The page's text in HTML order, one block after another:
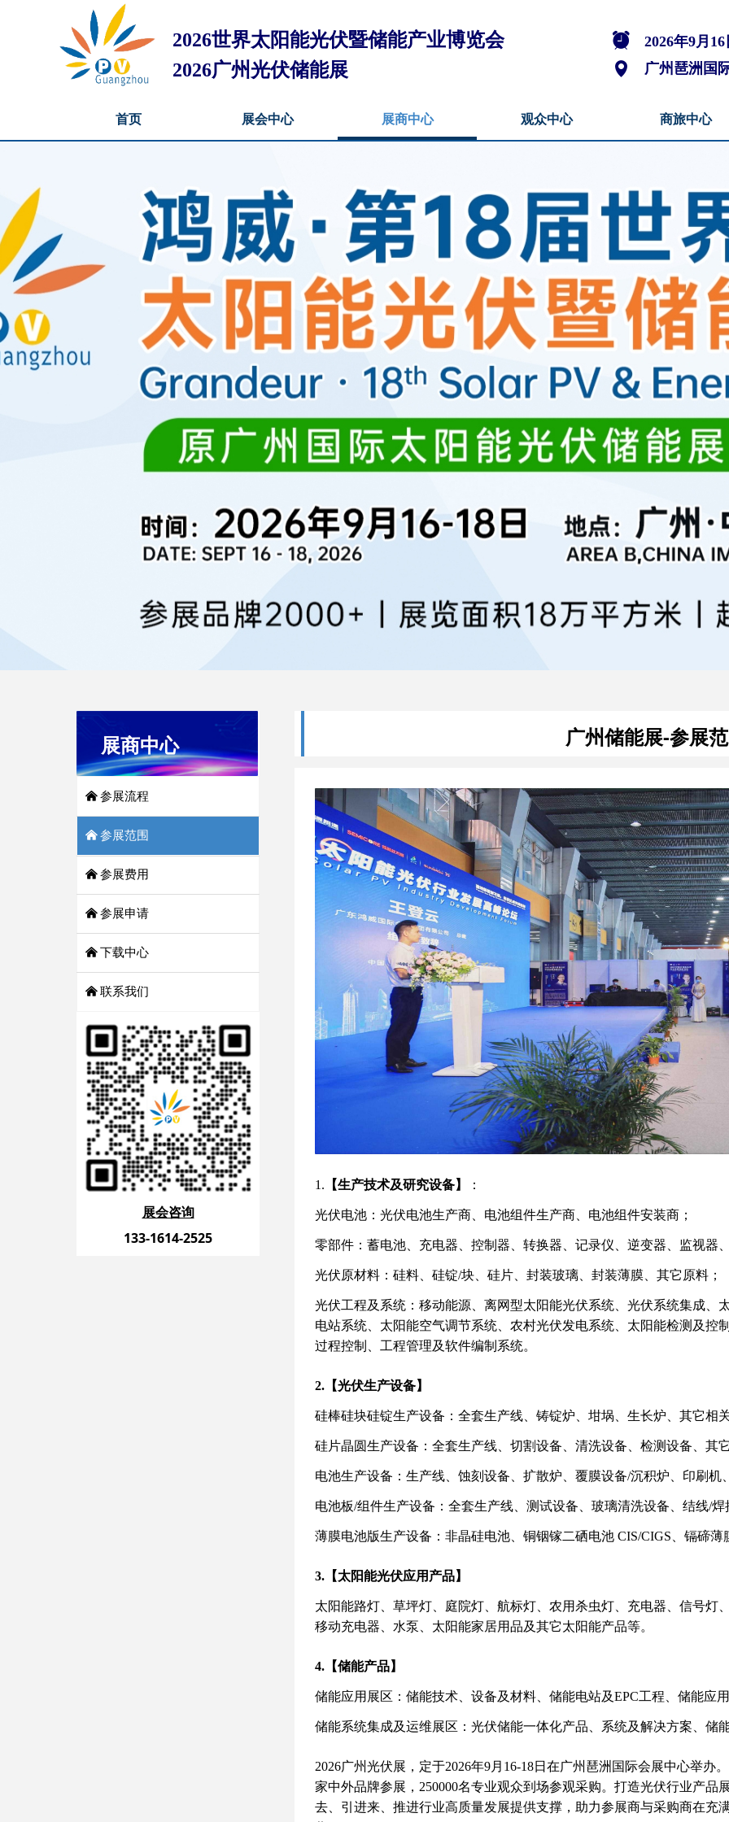
2026世界太阳能光伏暨储能产业博览会
2026广州光伏储能展
뀥 2026年9月
넹 广州琶洲国
首页 展会中心 展商中心 观众中心 商旅中心
1. 【生产技术及研究设备】 ：
光伏电池：光伏电池生产商、电池组件生产商、电池组件安装商；
零部件：蓄电池、充电器、控制器、转换器、记录仪、逆变器、监视器
光伏原材料：硅料、硅锭/块、硅片、封装玻璃、封装薄膜、其它原料；
光伏工程及系统：移动能源、离网型太阳能光伏系统、光伏系统集成、
电站系统、太阳能空气调节系统、农村光伏发电系统、太阳能检测及控
过程控制、工程管理及软件编制系统。
2.【光伏生产设备】
硅棒硅块硅锭生产设备：全套生产线、铸锭炉、坩埚、生长炉、其它相
硅片晶圆生产设备：全套生产线、切割设备、清洗设备、检测设备、其
电池生产设备：生产线、蚀刻设备、扩散炉、覆膜设备/沉积炉、印刷机
电池板/组件生产设备：全套生产线、测试设备、玻璃清洗设备、结线/
薄膜电池版生产设备：非晶硅电池、铜铟镓二硒电池 CIS/CIGS、镉碲薄
3.【太阳能光伏应用产品】
太阳能路灯、草坪灯、庭院灯、航标灯、农用杀虫灯、充电器、信号灯
移动充电器、水泵、太阳能家居用品及其它太阳能产品等。
4.【储能产品】
储能应用展区：储能技术、设备及材料、储能电站及EPC工程、储能应
储能系统集成及运维展区：光伏储能一体化产品、系统及解决方案、储
2026广州光伏展，定于2026年9月16-18日在广州琶洲国际会展中心举办
家中外品牌参展，250000名专业观众到场参观采购。打造光伏行业产品
去、引进来、推进行业高质量发展提供支撑，助力参展商与采购商在充
展商中心
낀 参展流程
낀 参展范围
낀 参展费用
낀 参展申请
낀 下载中心
낀 联系我们
展会咨询
133-1614-2525
广州储能展-参展